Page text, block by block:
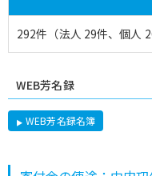
292件（法人 29件、個人
WEB芳名録
WEB芳名録名簿